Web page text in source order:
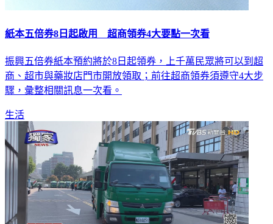
紙本五倍券8日起啟用 超商領券4大要點一次看
振興五倍券紙本預約將於8日起領券，上千萬民眾將可以到超
商、超市與藥妝店門市開放領取；前往超商領券須遵守4大步
驟，彙整相關訊息一次看。
生活